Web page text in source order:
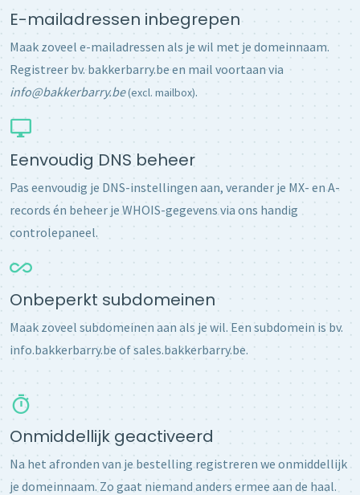
E-mailadressen inbegrepen
Maak zoveel e-mailadressen als je wil met je domeinnaam.
Registreer bv. bakkerbarry.be en mail voortaan via
info@bakkerbarry.be(excl. mailbox).
Eenvoudig DNS beheer
Pas eenvoudig je DNS-instellingen aan, verander je MX- en A-
records én beheer je WHOIS-gegevens via ons handig
controlepaneel.
Onbeperkt subdomeinen
Maak zoveel subdomeinen aan als je wil. Een subdomein is bv.
info.bakkerbarry.be of sales.bakkerbarry.be.
Onmiddellijk geactiveerd
Na het afronden van je bestelling registreren we onmiddellijk
je domeinnaam. Zo gaat niemand anders ermee aan de haal.